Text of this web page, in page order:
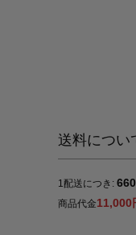
送料につい
1配送につき:
商品代金11,000